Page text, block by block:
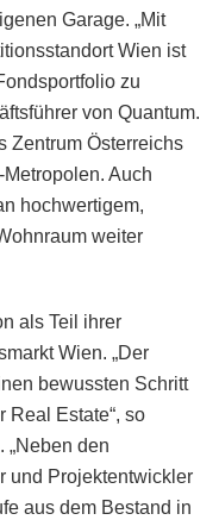
Garage. „Mit
Wien ist
zu
von Quantum.
Zentrum Österreichs
Auch
hochwertigem,
weiter
als Teil ihrer
Wien. „Der
bewussten Schritt
Real Estate“, so
„Neben den
und Projektentwickler
aus dem Bestand in